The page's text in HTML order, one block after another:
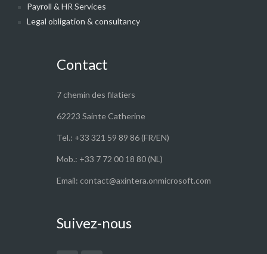
Payroll & HR Services
Legal obligation & consultancy
Contact
7 chemin des filatiers
62223 Sainte Catherine
Tel.: +33 321 59 89 86 (FR/EN)
Mob.: +33 7 72 00 18 80 (NL)
Email: contact@axintera.onmicrosoft.com
Suivez-nous